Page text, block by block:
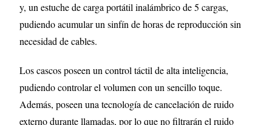
y, un estuche de carga portátil inalámbrico de 5 cargas,
pudiendo acumular un sinfín de horas de reproducción sin
necesidad de cables.
Los cascos poseen un control táctil de alta inteligencia,
pudiendo controlar el volumen con un sencillo toque.
Además, poseen una tecnología de cancelación de ruido
externo durante llamadas, por lo que no filtrarán el ruido